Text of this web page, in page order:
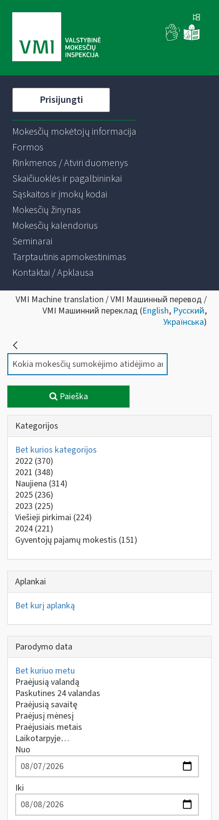
Prisijungti
Mokesčių mokėtojų informacija
Formos
Rinkmenos / Atviri duomenys
Skaičiuoklės ir pagalbininkai
Sąskaitos ir įmokų kodai
Mokesčių žinynas
Mokesčių kalendorius
Seminarai
Tarptautinis apmokestinimas
Kontaktai / Apklausa
VMI Machine translation / VMI Машинный перевод /
VMI Машинний переклад (English, Русский,
Українська)
Paieška
Kategorijos
Bet kurios kategorijos
2022 (370)
2021 (348)
Naujiena (314)
2025 (236)
2023 (225)
Viešieji pirkimai (224)
2024 (221)
Gyventojų pajamų mokestis (151)
Aplankai
Bet kurį aplanką
Parodymo data
Bet kuriuo metu
Praėjusią valandą
Paskutines 24 valandas
Praėjusią savaitę
Praėjusį mėnesį
Praėjusiais metais
Laikotarpyje…
Nuo
Iki